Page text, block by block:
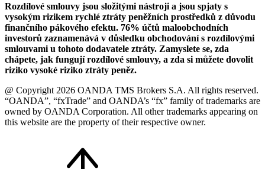
Rozdílové smlouvy jsou složitými nástroji a jsou spjaty s
vysokým rizikem rychlé ztráty peněžních prostředků z důvodu
finančního pákového efektu. 76% účtů maloobchodních
investorů zaznamenává v důsledku obchodování s rozdílovými
smlouvami u tohoto dodavatele ztráty. Zamyslete se, zda
chápete, jak fungují rozdílové smlouvy, a zda si můžete dovolit
riziko vysoké riziko ztráty peněz.
@ Copyright 2026 OANDA TMS Brokers S.A. All rights reserved.
“OANDA”, “fxTrade” and OANDA’s “fx” family of trademarks are
owned by OANDA Corporation. All other trademarks appearing on
this website are the property of their respective owner.